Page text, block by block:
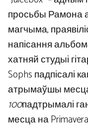
просьбы Рамона
магчыма,
напісання
хатняй студыі
Sophs падпісалі
атрымаўшы
100падтрымалі
месца на